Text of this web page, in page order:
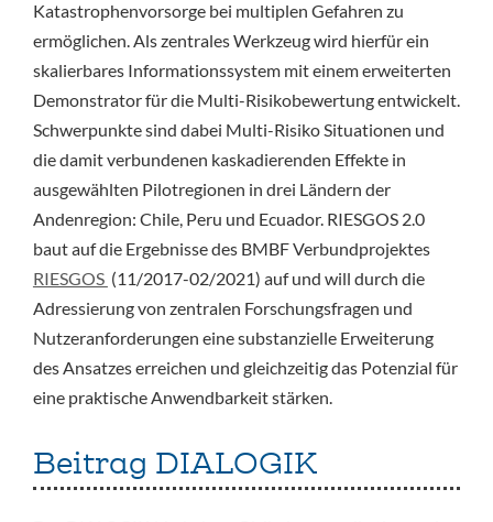
Katastrophenvorsorge bei multiplen Gefahren zu
ermöglichen. Als zentrales Werkzeug wird hierfür ein
skalierbares Informationssystem mit einem erweiterten
Demonstrator für die Multi-Risikobewertung entwickelt.
Schwerpunkte sind dabei Multi-Risiko Situationen und
die damit verbundenen kaskadierenden Effekte in
ausgewählten Pilotregionen in drei Ländern der
Andenregion: Chile, Peru und Ecuador. RIESGOS 2.0
baut auf die Ergebnisse des BMBF Verbundprojektes
RIESGOS (11/2017-02/2021) auf und will durch die
Adressierung von zentralen Forschungsfragen und
Nutzeranforderungen eine substanzielle Erweiterung
des Ansatzes erreichen und gleichzeitig das Potenzial für
eine praktische Anwendbarkeit stärken.
Beitrag DIALOGIK